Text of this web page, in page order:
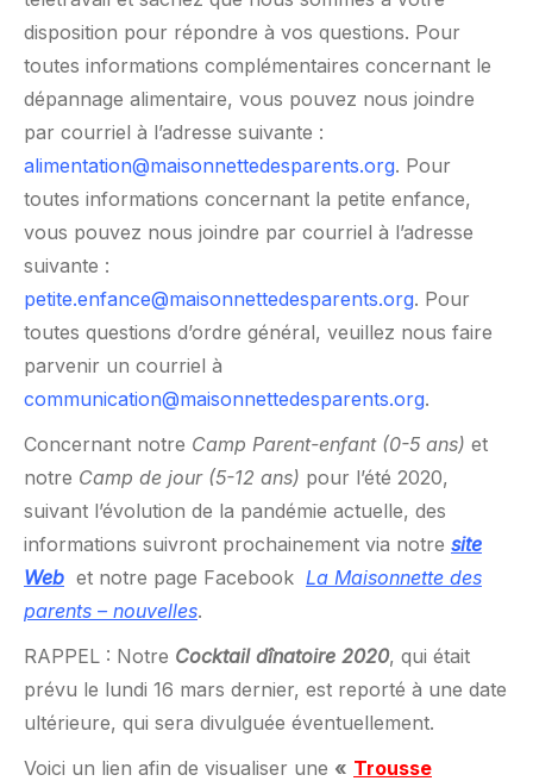
disposition pour répondre à vos questions. Pour
toutes informations complémentaires concernant le
dépannage alimentaire, vous pouvez nous joindre
par courriel à l’adresse suivante :
alimentation@maisonnettedesparents.org. Pour
toutes informations concernant la petite enfance,
vous pouvez nous joindre par courriel à l’adresse
suivante :
petite.enfance@maisonnettedesparents.org. Pour
toutes questions d’ordre général, veuillez nous faire
parvenir un courriel à
communication@maisonnettedesparents.org.
Concernant notre Camp Parent-enfant (0-5 ans) et
notre Camp de jour (5-12 ans) pour l’été 2020,
suivant l’évolution de la pandémie actuelle, des
informations suivront prochainement via notre site
Web et notre page Facebook La Maisonnette des
parents – nouvelles.
RAPPEL : Notre Cocktail dînatoire 2020, qui était
prévu le lundi 16 mars dernier, est reporté à une date
ultérieure, qui sera divulguée éventuellement.
Voici un lien afin de visualiser une « Trousse